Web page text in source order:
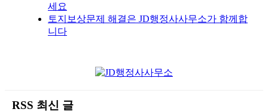
세요
토지보상문제 해결은 JD행정사사무소가 함께합
니다
RSS 최신 글